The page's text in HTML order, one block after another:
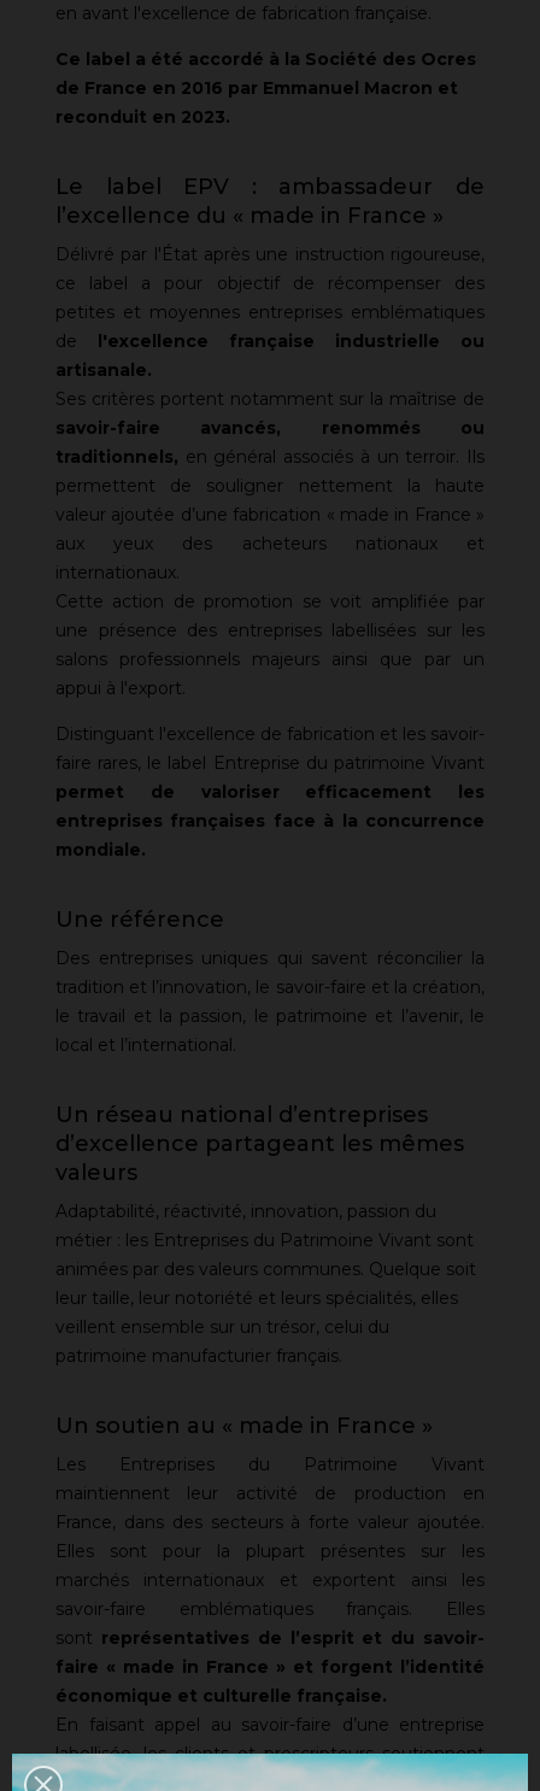
en avant l'excellence de fabrication française.
Ce label a été accordé à la Société des Ocres
de France en 2016 par Emmanuel Macron et
reconduit en 2023.
Le label EPV : ambassadeur de
l’excellence du « made in France »
Délivré par l'État après une instruction rigoureuse,
ce label a pour objectif de récompenser des
petites et moyennes entreprises emblématiques
de l'excellence française industrielle ou
artisanale.
Ses critères portent notamment sur la maîtrise de
savoir-faire avancés, renommés ou
traditionnels, en général associés à un terroir. Ils
permettent de souligner nettement la haute
valeur ajoutée d’une fabrication « made in France »
aux yeux des acheteurs nationaux et
internationaux.
Cette action de promotion se voit amplifiée par
une présence des entreprises labellisées sur les
salons professionnels majeurs ainsi que par un
appui à l'export.
Distinguant l'excellence de fabrication et les savoir-
faire rares, le label Entreprise du patrimoine Vivant
permet de valoriser efficacement les
entreprises françaises face à la concurrence
mondiale.
Une référence
Des entreprises uniques qui savent réconcilier la
tradition et l’innovation, le savoir-faire et la création,
le travail et la passion, le patrimoine et l’avenir, le
local et l’international.
Un réseau national d’entreprises
d’excellence partageant les mêmes
valeurs
Adaptabilité, réactivité, innovation, passion du
métier : les Entreprises du Patrimoine Vivant sont
animées par des valeurs communes. Quelque soit
leur taille, leur notoriété et leurs spécialités, elles
veillent ensemble sur un trésor, celui du
patrimoine manufacturier français.
Un soutien au « made in France »
Les Entreprises du Patrimoine Vivant
maintiennent leur activité de production en
France, dans des secteurs à forte valeur ajoutée.
Elles sont pour la plupart présentes sur les
marchés internationaux et exportent ainsi les
savoir-faire emblématiques français. Elles
sont représentatives de l’esprit et du savoir-
faire « made in France » et forgent l’identité
économique et culturelle française.
En faisant appel au savoir-faire d’une entreprise
labellisée, les clients et prescripteurs soutiennent
le maintien et le développement de ces activités